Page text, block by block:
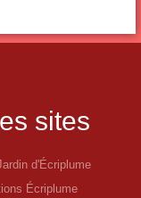
sites
d'Écriplume
Écriplume